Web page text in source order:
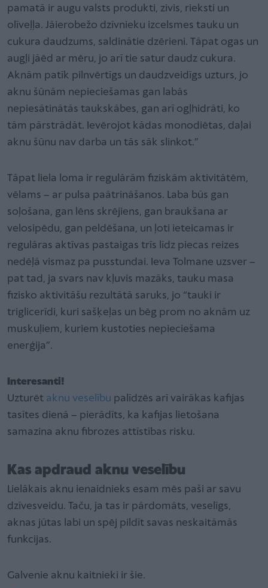
pamatā ir augu valsts produkti, zivis, rieksti un
olīveļļa. Jāierobežo dzīvnieku izcelsmes tauku un
cukura daudzums, saldinātie dzērieni. Tāpat ogas un
augļi jāēd ar mēru, jo arī tie satur daudz cukura.
Aknām patīk pilnvērtīgs un daudzveidīgs uzturs, jo
aknu šūnām nepieciešamas gan labās
nepiesātinātās taukskābes, gan arī ogļhidrāti, ko
tām pārstrādāt. Ievērojot kādas monodiētas, daļai
aknu šūnu nav darba un tās sāk slinkot.”
Tāpat liela loma ir regulārām fiziskām aktivitātēm,
vēlams – ar pulsa paātrināšanos. Laba būs gan
soļošana, gan lēns skrējiens, gan braukšana ar
velosipēdu, gan peldēšana, un ļoti ieteicamas ir
regulāras aktīvas pastaigas trīs līdz piecas reizes
nedēļā vismaz pa pusstundai. Ieva Tolmane uzsver –
pat tad, ja svars nav kļuvis mazāks, tauku masa
fizisko aktivitāšu rezultātā saruks, jo “tauki ir
triglicerīdi, kuri sašķeļas un bēg prom no aknām uz
muskuļiem, kuriem kustoties nepieciešama
enerģija”.
Interesanti!
Uzturēt aknu veselību palīdzēs arī vairākas kafijas
tasītes dienā – pierādīts, ka kafijas lietošana
samazina aknu fibrozes attīstības risku.
Kas apdraud aknu veselību
Lielākais aknu ienaidnieks esam mēs paši ar savu
dzīvesveidu. Taču, ja tas ir pārdomāts, veselīgs,
aknas jūtas labi un spēj pildīt savas neskaitāmās
funkcijas.
Galvenie aknu kaitnieki ir šie.